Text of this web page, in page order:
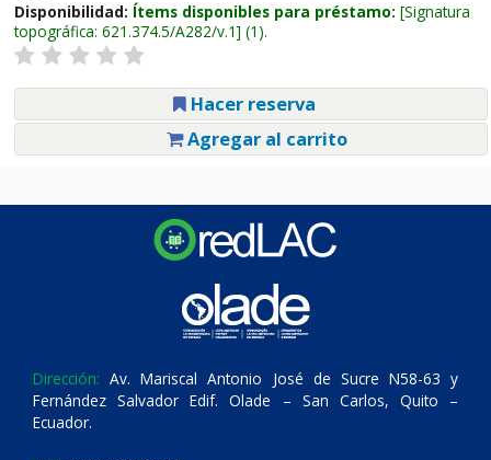
Disponibilidad: Ítems disponibles para préstamo: Signatura
topográfica: 621.374.5/A282/v.1 (1).
Hacer reserva
Agregar al carrito
Dirección: Av. Mariscal Antonio José de Sucre N58-63 y
Fernández Salvador Edif. Olade – San Carlos, Quito –
Ecuador.